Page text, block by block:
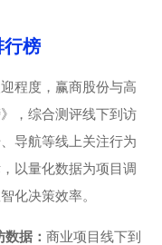
行榜
程度，赢商股份与高
，综合测评线下到访
导航等线上关注行为
以量化数据为项目调
化决策效率。
据： 商业项目线下到